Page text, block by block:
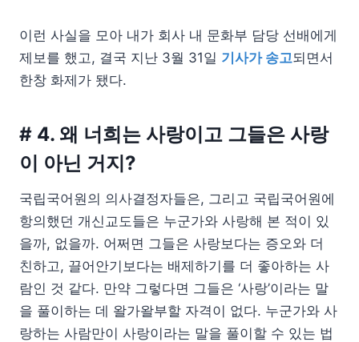
이런 사실을 모아 내가 회사 내 문화부 담당 선배에게
제보를 했고, 결국 지난 3월 31일 기사가 송고되면서
한창 화제가 됐다.
# 4. 왜 너희는 사랑이고 그들은 사랑
이 아닌 거지?
국립국어원의 의사결정자들은, 그리고 국립국어원에
항의했던 개신교도들은 누군가와 사랑해 본 적이 있
을까, 없을까. 어쩌면 그들은 사랑보다는 증오와 더
친하고, 끌어안기보다는 배제하기를 더 좋아하는 사
람인 것 같다. 만약 그렇다면 그들은 ‘사랑’이라는 말
을 풀이하는 데 왈가왈부할 자격이 없다. 누군가와 사
랑하는 사람만이 사랑이라는 말을 풀이할 수 있는 법